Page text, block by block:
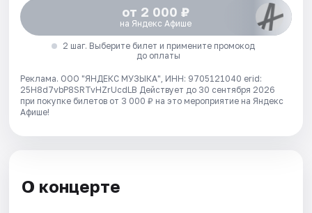
от 2 000 ₽
на Яндекс Афише
2 шаг. Выберите билет и примените промокод
до оплаты
Реклама. ООО "ЯНДЕКС МУЗЫКА", ИНН: 9705121040 erid:
25H8d7vbP8SRTvHZrUcdLB Действует до 30 сентября 2026
при покупке билетов от 3 000 ₽ на это мероприятие на Яндекс
Афише!
О концерте